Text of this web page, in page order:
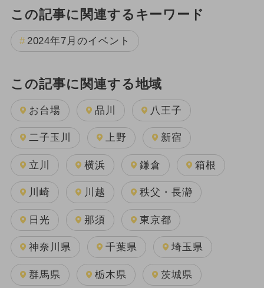
この記事に関連するキーワード
2024年7月のイベント
この記事に関連する地域
お台場 品川 八王子
二子玉川 上野 新宿
立川 横浜 鎌倉 箱根
川崎 川越 秩父・長瀞
日光 那須 東京都
神奈川県 千葉県 埼玉県
群馬県 栃木県 茨城県